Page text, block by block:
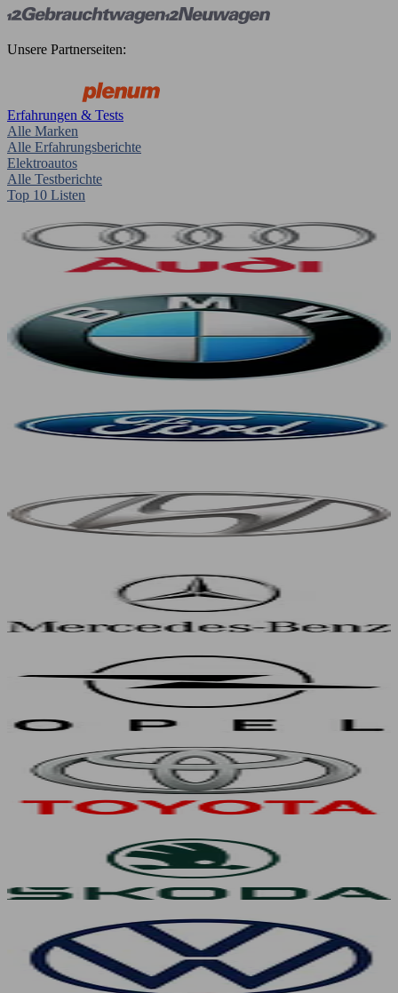
Unsere Partnerseiten:
Erfahrungen & Tests
Alle Marken
Alle Erfahrungsberichte
Elektroautos
Alle Testberichte
Top 10 Listen